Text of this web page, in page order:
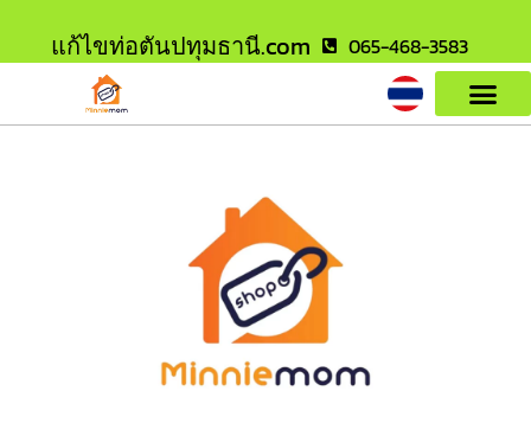
แก้ไขท่อตันปทุมธานี.com 065-468-3583